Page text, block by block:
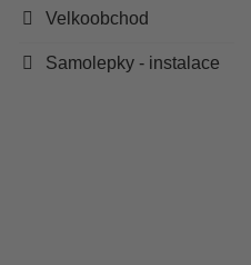
Velkoobchod
Samolepky - instalace